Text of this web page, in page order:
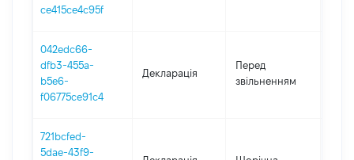
ce415ce4c95f
042edc66-
dfb3-455a-
b5e6-
f06775ce91c4
Декларація
Перед
звільненням
721bcfed-
5dae-43f9-